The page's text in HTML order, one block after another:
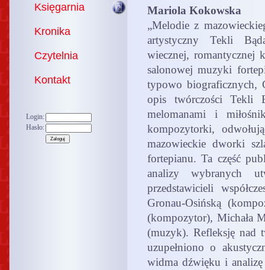
Księgarnia
Kronika
Czytelnia
Kontakt
Login:
Hasło:
Mariola Kokowska
„Melodie z
artystyczny Tekli
wiecznej, romantycznej
salonowej muzyki
typowo biograficznych,
opis twórczości Tekli
melomanami i
kompozytorki,
mazowieckie dworki
fortepianu. Ta część
analizy wybranych
przedstawicieli
Gronau-Osińską
(kompozytor), Michała
(muzyk). Refleksję nad
uzupełniono o
widma dźwięku i